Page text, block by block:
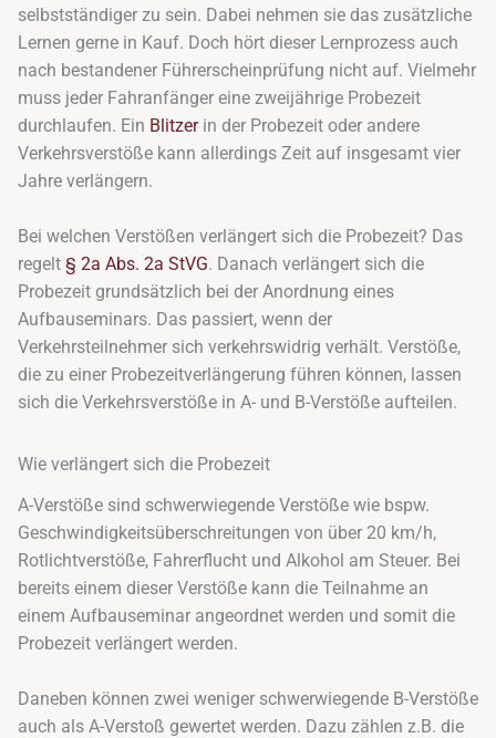
selbstständiger zu sein. Dabei nehmen sie das zusätzliche
Lernen gerne in Kauf. Doch hört dieser Lernprozess auch
nach bestandener Führerscheinprüfung nicht auf. Vielmehr
muss jeder Fahranfänger eine zweijährige Probezeit
durchlaufen. Ein Blitzerin der Probezeit oder andere
Verkehrsverstöße kann allerdings Zeit auf insgesamt vier
Jahre verlängern.
Bei welchen Verstößen verlängert sich die Probezeit? Das
regelt § 2a Abs. 2a StVG. Danach verlängert sich die
Probezeit grundsätzlich bei der Anordnung eines
Aufbauseminars. Das passiert, wenn der
Verkehrsteilnehmer sich verkehrswidrig verhält. Verstöße,
die zu einer Probezeitverlängerung führen können, lassen
sich die Verkehrsverstöße in A- und B-Verstöße aufteilen.
Wie verlängert sich die Probezeit
A-Verstöße sind schwerwiegende Verstöße wie bspw.
Geschwindigkeitsüberschreitungen von über 20 km/h,
Rotlichtverstöße, Fahrerflucht und Alkohol am Steuer. Bei
bereits einem dieser Verstöße kann die Teilnahme an
einem Aufbauseminar angeordnet werden und somit die
Probezeit verlängert werden.
Daneben können zwei weniger schwerwiegende B-Verstöße
auch als A-Verstoß gewertet werden. Dazu zählen z.B. die